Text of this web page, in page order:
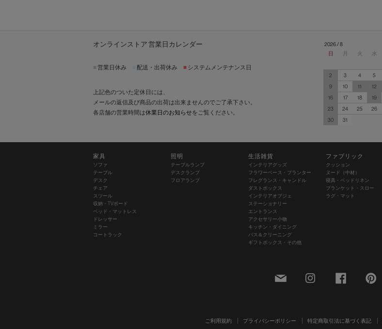
オンラインストア 営業日カレンダー
営業日休み 配送・出荷休み ■ システムメンテナンス日
上記色のついた定休日には、
メールの返信及び商品の出荷は出来ませんのでご了承下さい。
各店舗の営業時間は休業日のお知らせをご覧ください。
2026 / 8
日
月 火 水
2
3 4 5
9
10 11 12
16
17 18 19
23
24 25 26
30
31
家具
ソファ
テーブル
デスク
チェア
スツール
収納・TVボード
ベッド・マットレス
ドレッサー
ミラー
コートラック
照明
テーブルランプ
デスクランプ
フロアランプ
生活雑貨
インテリアグッズ
フラワーベース・プランター
フレグランス・キャンドル
ダストボックス
インテリアオブジェ
ステーショナリー
エントランス
アクセサリー小物
キッチン・ダイニング
バス＆クリーニング
ギフトボックス・その他
ファブリック
クッション
ヌード（中材）
寝具・ベッドリネン
ブランケット・スロー
ラグ・マット
ご利用規約 プライバシーポリシー 特定商取引法に基づく表記